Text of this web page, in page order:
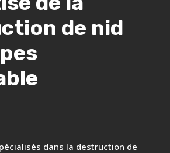
de nid
dans la destruction de